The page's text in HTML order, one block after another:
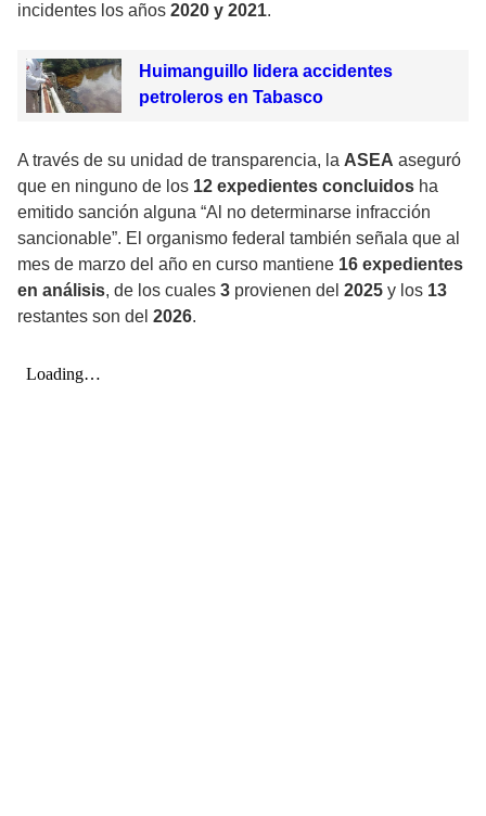
incidentes los años 2020 y 2021.
Huimanguillo lidera accidentes
petroleros en Tabasco
A través de su unidad de transparencia, la ASEA aseguró
que en ninguno de los 12 expedientes concluidos ha
emitido sanción alguna “Al no determinarse infracción
sancionable”. El organismo federal también señala que al
mes de marzo del año en curso mantiene 16 expedientes
en análisis, de los cuales 3 provienen del 2025 y los 13
restantes son del 2026.